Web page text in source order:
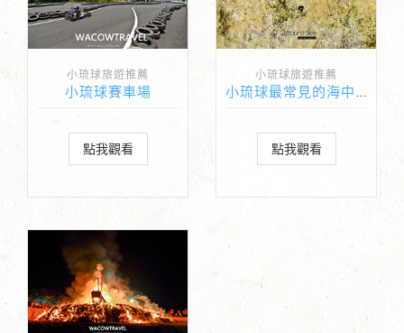
小琉球旅遊推薦
小琉球賽車場
點我觀看
小琉球旅遊推薦
點我觀看